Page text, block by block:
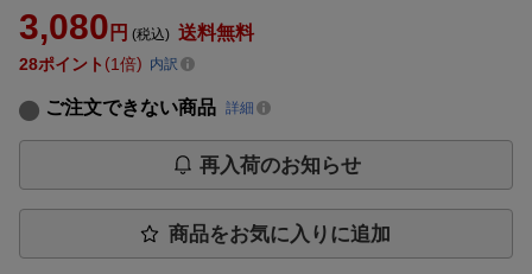
3,080 円 (税込) 送料無料
28ポイント 1倍 内訳
ご注文できない商品 詳細
再入荷のお知らせ
商品をお気に入りに追加